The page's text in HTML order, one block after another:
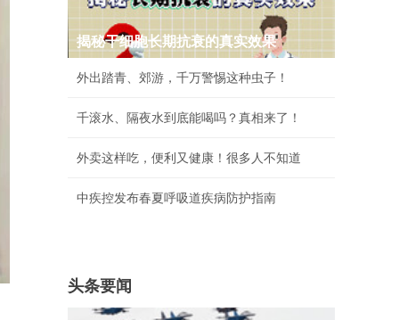
揭秘干细胞长期抗衰的真实效果
外出踏青、郊游，千万警惕这种虫子！
千滚水、隔夜水到底能喝吗？真相来了！
外卖这样吃，便利又健康！很多人不知道
中疾控发布春夏呼吸道疾病防护指南
头条要闻